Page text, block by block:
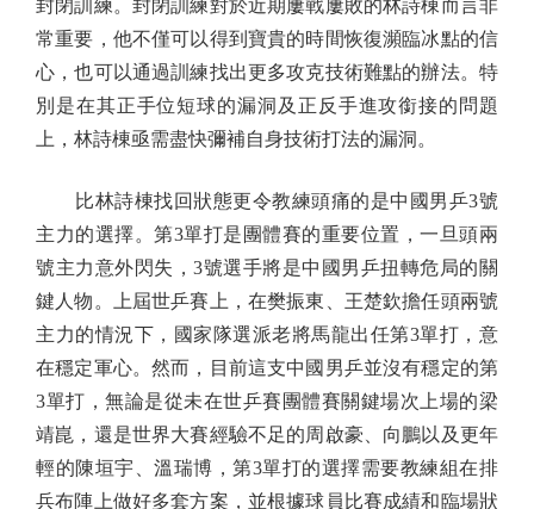
封閉訓練。封閉訓練對於近期屢戰屢敗的林詩棟而言非
常重要，他不僅可以得到寶貴的時間恢復瀕臨冰點的信
心，也可以通過訓練找出更多攻克技術難點的辦法。特
別是在其正手位短球的漏洞及正反手進攻銜接的問題
上，林詩棟亟需盡快彌補自身技術打法的漏洞。
比林詩棟找回狀態更令教練頭痛的是中國男乒3號
主力的選擇。第3單打是團體賽的重要位置，一旦頭兩
號主力意外閃失，3號選手將是中國男乒扭轉危局的關
鍵人物。上屆世乒賽上，在樊振東、王楚欽擔任頭兩號
主力的情況下，國家隊選派老將馬龍出任第3單打，意
在穩定軍心。然而，目前這支中國男乒並沒有穩定的第
3單打，無論是從未在世乒賽團體賽關鍵場次上場的梁
靖崑，還是世界大賽經驗不足的周啟豪、向鵬以及更年
輕的陳垣宇、溫瑞博，第3單打的選擇需要教練組在排
兵布陣上做好多套方案，並根據球員比賽成績和臨場狀